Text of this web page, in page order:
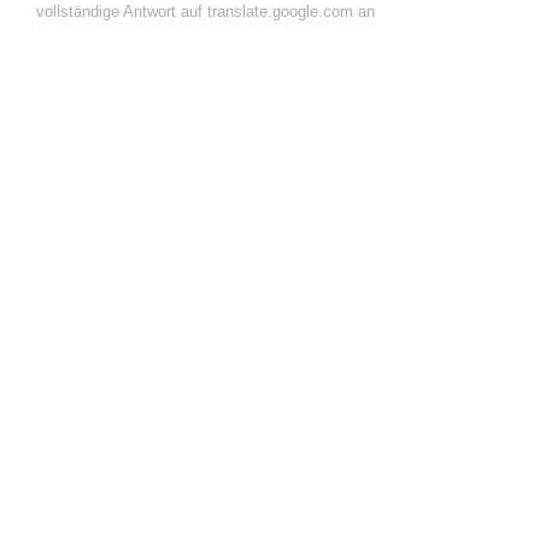
vollständige Antwort auf translate.google.com an